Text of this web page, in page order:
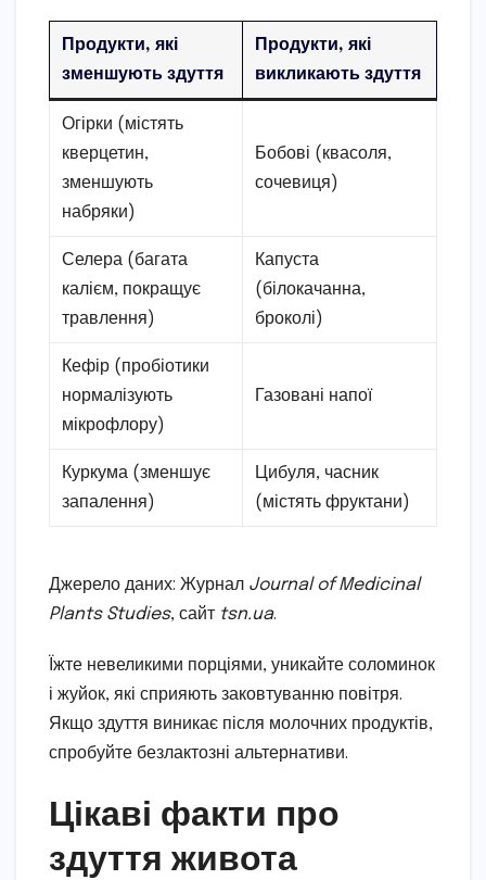
Продукти, які
зменшують здуття
Продукти, які
викликають здуття
Огірки (містять
кверцетин,
зменшують
набряки)
Бобові (квасоля,
сочевиця)
Селера (багата
калієм, покращує
травлення)
Капуста
(білокачанна,
броколі)
Кефір (пробіотики
нормалізують
мікрофлору)
Газовані напої
Куркума (зменшує
запалення)
Цибуля, часник
(містять фруктани)
Джерело даних: Журнал Journal of Medicinal
Plants Studies, сайт tsn.ua.
Їжте невеликими порціями, уникайте соломинок
і жуйок, які сприяють заковтуванню повітря.
Якщо здуття виникає після молочних продуктів,
спробуйте безлактозні альтернативи.
Цікаві факти про
здуття живота